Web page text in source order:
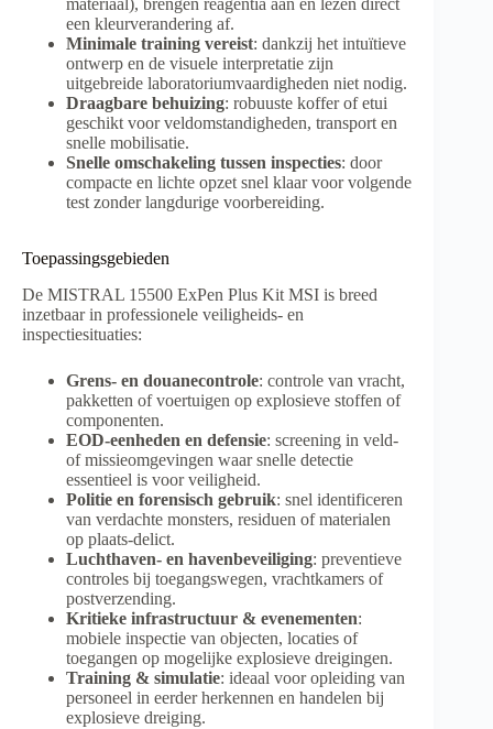
materiaal), brengen reagentia aan en lezen direct
een kleurverandering af.
Minimale training vereist: dankzij het intuïtieve
ontwerp en de visuele interpretatie zijn
uitgebreide laboratoriumvaardigheden niet nodig.
Draagbare behuizing: robuuste koffer of etui
geschikt voor veldomstandigheden, transport en
snelle mobilisatie.
Snelle omschakeling tussen inspecties: door
compacte en lichte opzet snel klaar voor volgende
test zonder langdurige voorbereiding.
Toepassingsgebieden
De MISTRAL 15500 ExPen Plus Kit MSI is breed
inzetbaar in professionele veiligheids- en
inspectiesituaties:
Grens- en douane­controle: controle van vracht,
pakketten of voertuigen op explosieve stoffen of
componenten.
EOD-eenheden en defensie: screening in veld-
of missieomgevingen waar snelle detectie
essentieel is voor veiligheid.
Politie en forensisch gebruik: snel identificeren
van verdachte monsters, residuen of materialen
op plaats-delict.
Luchthaven- en havenbeveiliging: preventieve
controles bij toegangswegen, vrachtkamers of
postverzending.
Kritieke infrastructuur & evenementen:
mobiele inspectie van objecten, locaties of
toegangen op mogelijke explosieve dreigingen.
Training & simulatie: ideaal voor opleiding van
personeel in eerder herkennen en handelen bij
explosieve dreiging.